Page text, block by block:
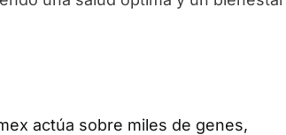
actúa sobre miles de genes,